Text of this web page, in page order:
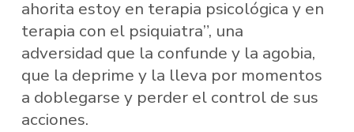
ahorita estoy en terapia psicológica y en
terapia con el psiquiatra”, una
adversidad que la confunde y la agobia,
que la deprime y la lleva por momentos
a doblegarse y perder el control de sus
acciones.